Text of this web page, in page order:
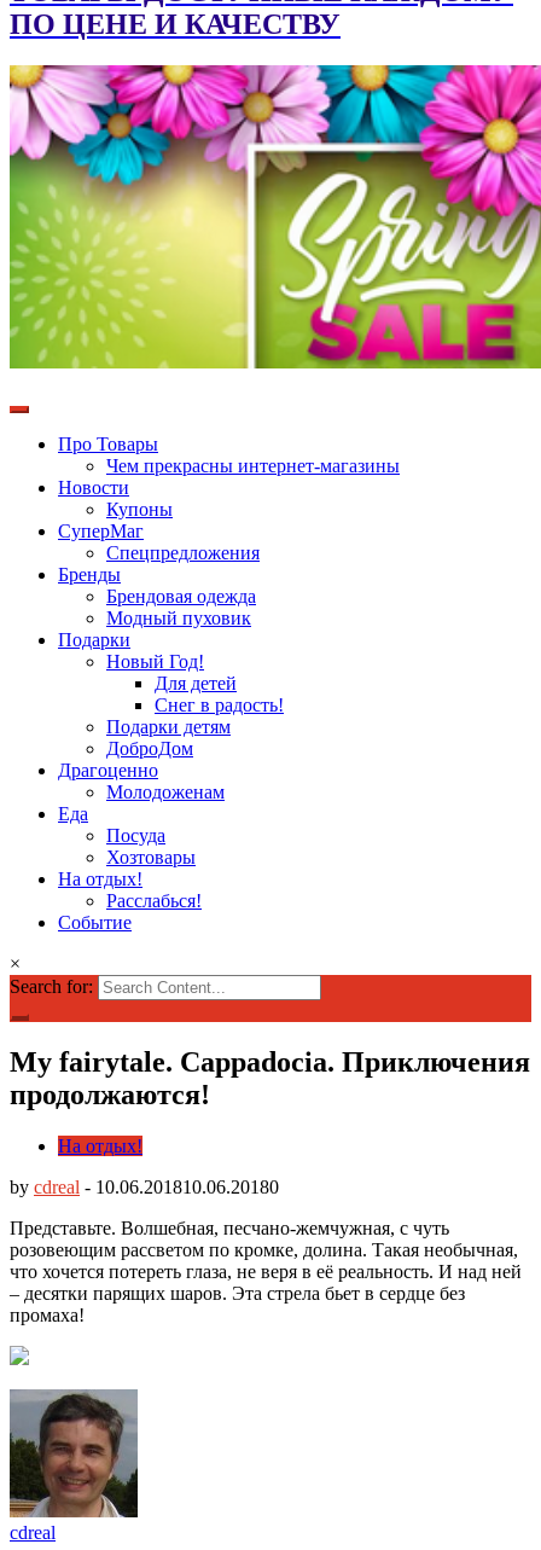
ПО ЦЕНЕ И КАЧЕСТВУ
Про Товары
Чем прекрасны интернет-магазины
Новости
Купоны
СуперМаг
Спецпредложения
Бренды
Брендовая одежда
Модный пуховик
Подарки
Новый Год!
Для детей
Снег в радость!
Подарки детям
ДоброДом
Драгоценно
Молодоженам
Еда
Посуда
Хозтовары
На отдых!
Расслабься!
Событие
×
Search for:
My fairytale. Cappadocia. Приключения
продолжаются!
На отдых!
by cdreal - 10.06.201810.06.20180
Представьте. Волшебная, песчано-жемчужная, с чуть
розовеющим рассветом по кромке, долина. Такая необычная,
что хочется потереть глаза, не веря в её реальность. И над ней
– десятки парящих шаров. Эта стрела бьет в сердце без
промаха!
cdreal